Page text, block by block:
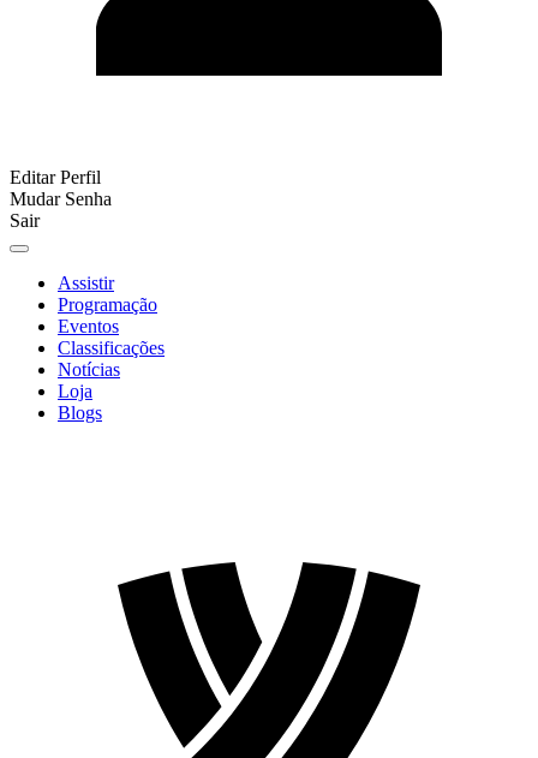
Editar Perfil
Mudar Senha
Sair
Assistir
Programação
Eventos
Classificações
Notícias
Loja
Blogs